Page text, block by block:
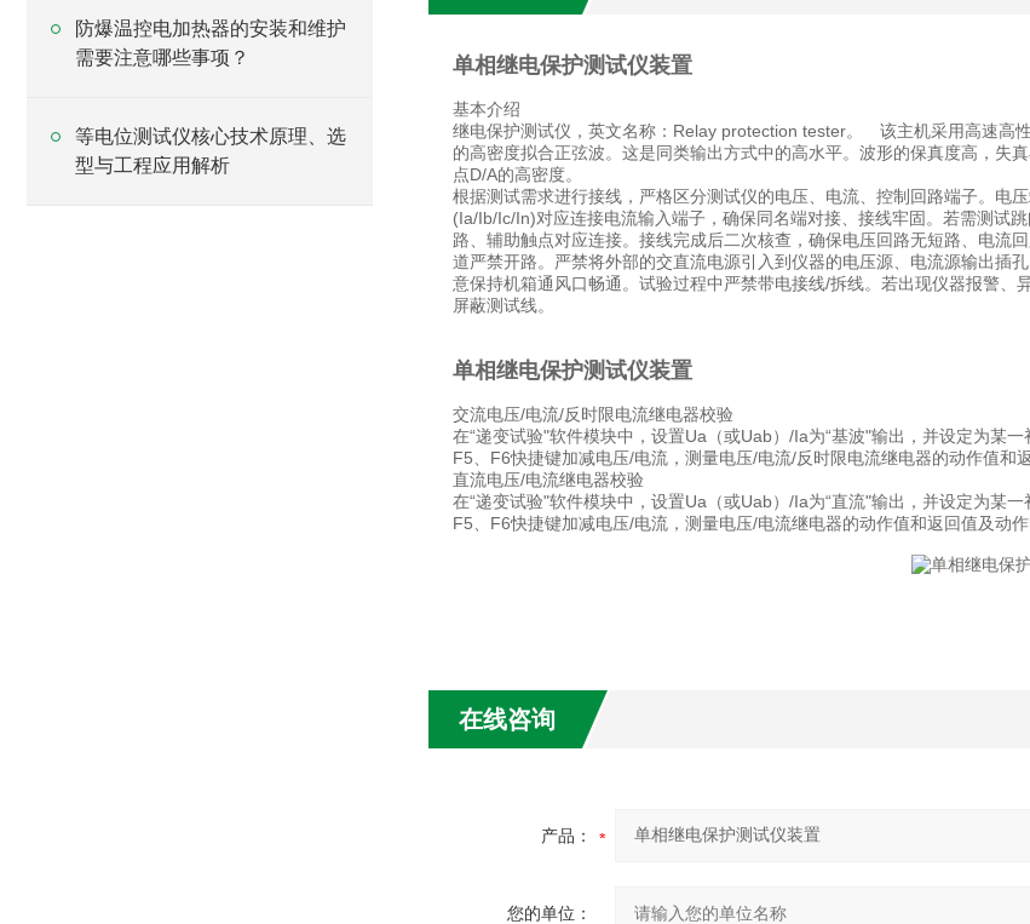
防爆温控电加热器的安装和维护
需要注意哪些事项？
等电位测试仪核心技术原理、选
型与工程应用解析
单相继电保护测试仪装置
基本介绍
继电保护测试仪，英文名称：Relay protection tester。 该主机采用高速高
的高密度拟合正弦波。这是同类输出方式中的高水平。波形的保真度高，失
点D/A的高密度。
根据测试需求进行接线，严格区分测试仪的电压、电流、控制回路端子。电
(Ia/Ib/Ic/In)对应连接电流输入端子，确保同名端对接、接线牢固。若需测试
路、辅助触点对应连接。接线完成后二次核查，确保电压回路无短路、电流
道严禁开路。严禁将外部的交直流电源引入到仪器的电压源、电流源输出插
意保持机箱通风口畅通。试验过程中严禁带电接线/拆线。若出现仪器报警
屏蔽测试线。
单相继电保护测试仪装置
交流电压/电流/反时限电流继电器校验
在“递变试验"软件模块中，设置Ua（或Uab）/Ia为“基波"输出，并设定为某
F5、F6快捷键加减电压/电流，测量电压/电流/反时限电流继电器的动作值和
直流电压/电流继电器校验
在“递变试验"软件模块中，设置Ua（或Uab）/Ia为“直流"输出，并设定为某
F5、F6快捷键加减电压/电流，测量电压/电流继电器的动作值和返回值及动
在线咨询
产品：
您的单位：